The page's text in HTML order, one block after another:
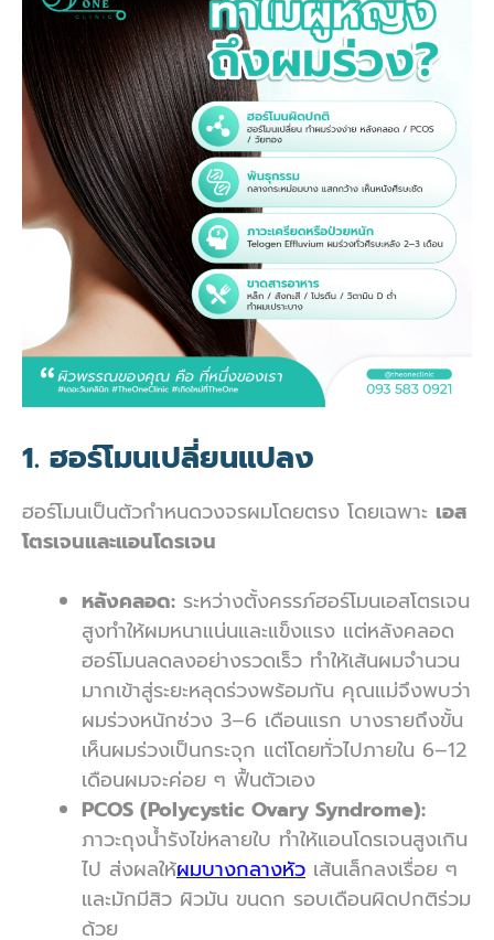
1. ฮอร์โมนเปลี่ยนแปลง
ฮอร์โมนเป็นตัวกำหนดวงจรผมโดยตรง โดยเฉพาะ เอส
โตรเจนและแอนโดรเจน
หลังคลอด: ระหว่างตั้งครรภ์ฮอร์โมนเอสโตรเจน
สูงทำให้ผมหนาแน่นและแข็งแรง แต่หลังคลอด
ฮอร์โมนลดลงอย่างรวดเร็ว ทำให้เส้นผมจำนวน
มากเข้าสู่ระยะหลุดร่วงพร้อมกัน คุณแม่จึงพบว่า
ผมร่วงหนักช่วง 3–6 เดือนแรก บางรายถึงขั้น
เห็นผมร่วงเป็นกระจุก แต่โดยทั่วไปภายใน 6–12
เดือนผมจะค่อย ๆ ฟื้นตัวเอง
PCOS (Polycystic Ovary Syndrome):
ภาวะถุงน้ำรังไข่หลายใบ ทำให้แอนโดรเจนสูงเกิน
ไป ส่งผลให้ผมบางกลางหัว เส้นเล็กลงเรื่อย ๆ
และมักมีสิว ผิวมัน ขนดก รอบเดือนผิดปกติร่วม
ด้วย